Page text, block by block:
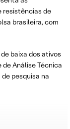
resistências de
brasileira, com
baixa dos ativos
Análise Técnica
pesquisa na